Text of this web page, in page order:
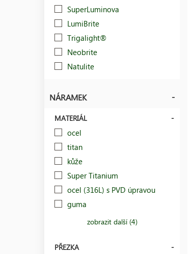
SuperLuminova
LumiBrite
Trigalight®
Neobrite
Natulite
NÁRAMEK
MATERIÁL
ocel
titan
kůže
Super Titanium
ocel (316L) s PVD úpravou
guma
zobrazit další (4)
PŘEZKA